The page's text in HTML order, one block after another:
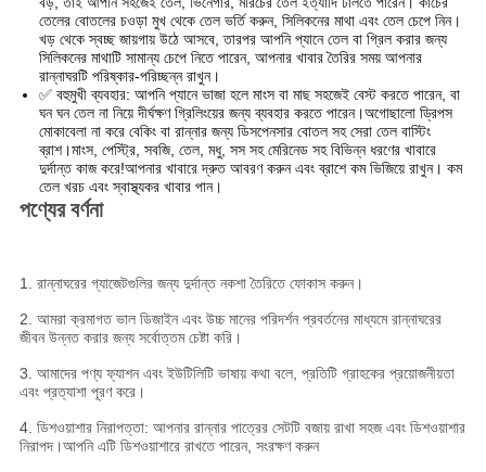
তেলের বোতলের চওড়া মুখ থেকে তেল ভর্তি করুন, সিলিকনের মাথা এবং তেল চেপে নিন।
খড় থেকে স্বচ্ছ জায়গায় উঠে আসবে, তারপর আপনি প্যানে তেল বা গ্রিল করার জন্য
সিলিকনের মাথাটি সামান্য চেপে নিতে পারেন, আপনার খাবার তৈরির সময় আপনার
রান্নাঘরটি পরিষ্কার-পরিচ্ছন্ন রাখুন।
✅ বহুমুখী ব্যবহার: আপনি প্যানে ভাজা হলে মাংস বা মাছ সহজেই বেস্ট করতে পারেন, বা
ঘন ঘন তেল না নিয়ে দীর্ঘক্ষণ গ্রিলিংয়ের জন্য ব্যবহার করতে পারেন।অগোছালো ড্রিপস
মোকাবেলা না করে বেকিং বা রান্নার জন্য ডিসপেনসার বোতল সহ সেরা তেল বাস্টিং
ব্রাশ।মাংস, পেস্ট্রি, সবজি, তেল, মধু, সস সহ মেরিনেড সহ বিভিন্ন ধরণের খাবারে
দুর্দান্ত কাজ করে!আপনার খাবারে দ্রুত আবরণ করুন এবং ব্রাশে কম ভিজিয়ে রাখুন। কম
তেল খরচ এবং স্বাস্থ্যকর খাবার পান।
পণ্যের বর্ণনা
1. রান্নাঘরের গ্যাজেটগুলির জন্য দুর্দান্ত নকশা তৈরিতে ফোকাস করুন।
2. আমরা ক্রমাগত ভাল ডিজাইন এবং উচ্চ মানের পরিদর্শন প্রবর্তনের মাধ্যমে রান্নাঘরের
জীবন উন্নত করার জন্য সর্বোত্তম চেষ্টা করি।
3. আমাদের পণ্য ফ্যাশন এবং ইউটিলিটি ভাষায় কথা বলে, প্রতিটি গ্রাহকের প্রয়োজনীয়তা
এবং প্রত্যাশা পূরণ করে।
4. ডিশওয়াশার নিরাপত্তা: আপনার রান্নার পাত্রের সেটটি বজায় রাখা সহজ এবং ডিশওয়াশার
নিরাপদ।আপনি এটি ডিশওয়াশারে রাখতে পারেন, সংরক্ষণ করুন